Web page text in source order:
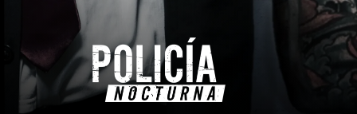
Policía
nocturna